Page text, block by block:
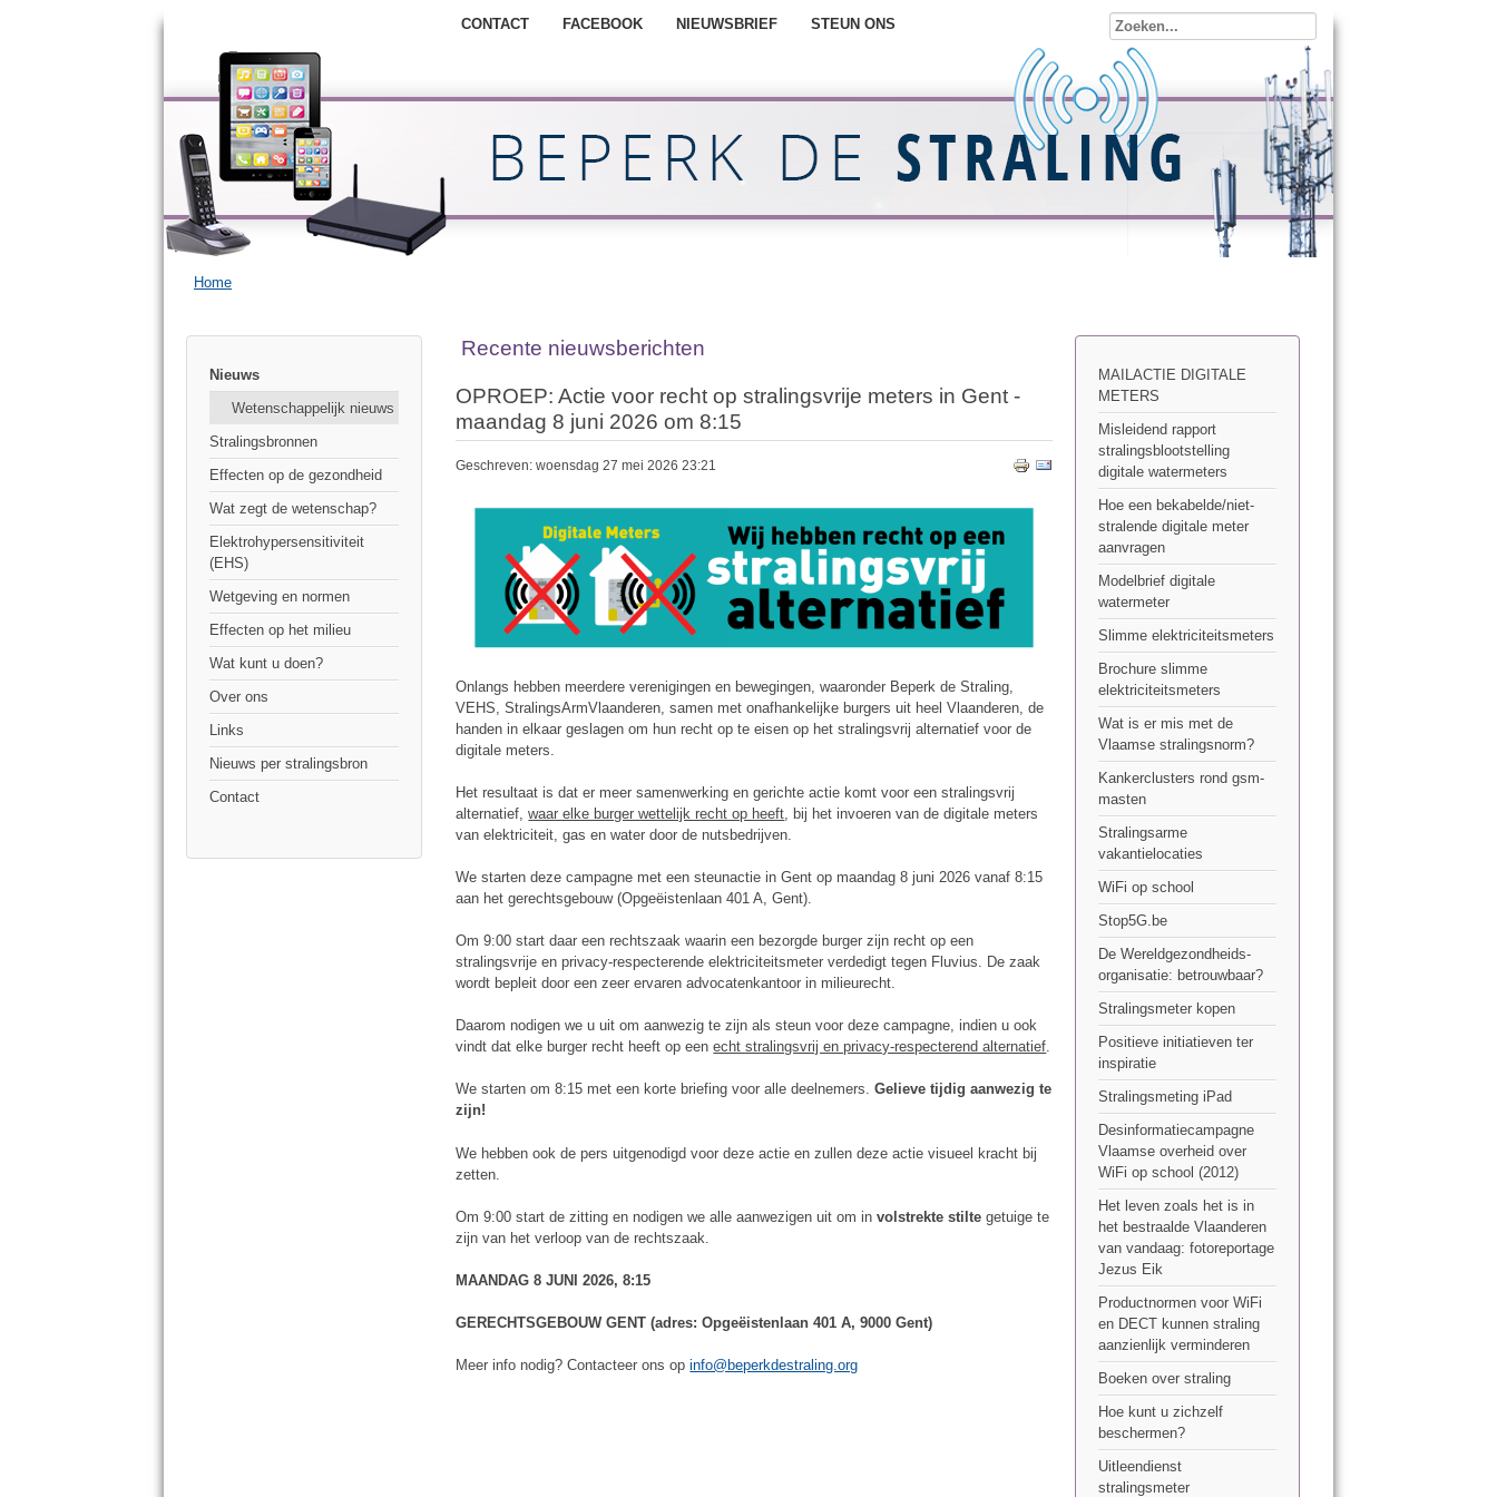
CONTACT FACEBOOK NIEUWSBRIEF STEUN ONS
Home
Nieuws
Wetenschappelijk nieuws
Stralingsbronnen
Effecten op de gezondheid
Wat zegt de wetenschap?
Elektrohypersensitiviteit
(EHS)
Wetgeving en normen
Effecten op het milieu
Wat kunt u doen?
Over ons
Links
Nieuws per stralingsbron
Contact
Recente nieuwsberichten
OPROEP: Actie voor recht op stralingsvrije meters in Gent -
maandag 8 juni 2026 om 8:15
Geschreven: woensdag 27 mei 2026 23:21
Onlangs hebben meerdere verenigingen en bewegingen, waaronder Beperk de Straling,
VEHS, StralingsArmVlaanderen, samen met onafhankelijke burgers uit heel Vlaanderen, de
handen in elkaar geslagen om hun recht op te eisen op het stralingsvrij alternatief voor de
digitale meters.
Het resultaat is dat er meer samenwerking en gerichte actie komt voor een stralingsvrij
alternatief,waar elke burger wettelijk recht op heeft , bij het invoeren van de digitale meters
van elektriciteit, gas en water door de nutsbedrijven.
We starten deze campagne met een steunactie in Gent op maandag 8 juni 2026 vanaf 8:15
aan het gerechtsgebouw (Opgeëistenlaan 401 A, Gent).
Om 9:00 start daar een rechtszaak waarin een bezorgde burger zijn recht op een
stralingsvrije en privacy-respecterende elektriciteitsmeter verdedigt tegen Fluvius. De zaak
wordt bepleit door een zeer ervaren advocatenkantoor in milieurecht.
Daarom nodigen we u uit om aanwezig te zijn als steun voor deze campagne, indien u ook
vindt dat elke burger recht heeft op eenecht stralingsvrij en privacy-respecterend alternatief.
We starten om 8:15 met een korte briefing voor alle deelnemers.Gelieve tijdig aanwezig te
zijn!
We hebben ook de pers uitgenodigd voor deze actie en zullen deze actie visueel kracht bij
zetten.
Om 9:00 start de zitting en nodigen we alle aanwezigen uit om involstrekte stilte getuige te
zijn van het verloop van de rechtszaak.
MAANDAG 8 JUNI 2026, 8:15
GERECHTSGEBOUW GENT (adres: Opgeëistenlaan 401 A, 9000 Gent)
Meer info nodig? Contacteer ons opinfo@beperkdestraling.org
MAILACTIE DIGITALE
METERS
Misleidend rapport
stralingsblootstelling
digitale watermeters
Hoe een bekabelde/niet-
stralende digitale meter
aanvragen
Modelbrief digitale
watermeter
Slimme elektriciteitsmeters
Brochure slimme
elektriciteitsmeters
Wat is er mis met de
Vlaamse stralingsnorm?
Kankerclusters rond gsm-
masten
Stralingsarme
vakantielocaties
WiFi op school
Stop5G.be
De Wereldgezondheids-
organisatie: betrouwbaar?
Stralingsmeter kopen
Positieve initiatieven ter
inspiratie
Stralingsmeting iPad
Desinformatiecampagne
Vlaamse overheid over
WiFi op school (2012)
Het leven zoals het is in
het bestraalde Vlaanderen
van vandaag: fotoreportage
Jezus Eik
Productnormen voor WiFi
en DECT kunnen straling
aanzienlijk verminderen
Boeken over straling
Hoe kunt u zichzelf
beschermen?
Uitleendienst
stralingsmeter